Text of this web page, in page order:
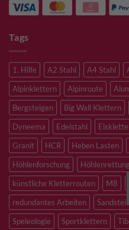
Tags
1. Hilfe A2 Stahl A4 Stahl
Alpinklettern
Alpinroute
Bergsteigen
Big Wall Klettern
Dyneema
Edelstahl
Granit
HCR Heben Lasten
Höhlenforschung
künstliche Kletterrouten
M8
redundantes Arbeiten
Sandstein
Speleologie
Sportklettern